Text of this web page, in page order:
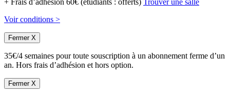
Voir conditions >
Fermer X
35€/4 semaines pour toute souscription à un abonnement ferme d’un
an. Hors frais d’adhésion et hors option.
Fermer X